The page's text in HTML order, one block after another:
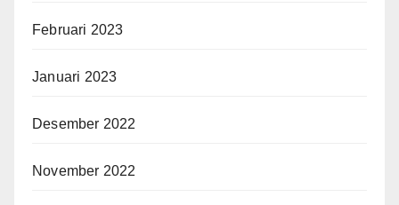
Februari 2023
Januari 2023
Desember 2022
November 2022